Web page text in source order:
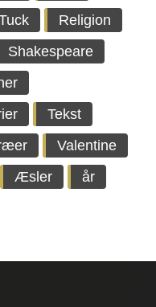
Religion
Shakespeare
Tekst
Valentine
Æsler år